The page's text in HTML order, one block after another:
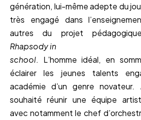
génération, lui-même adepte du
très engagé dans
autres du projet pédagogique
Rhapsody in
school. L’homme idéal, en
éclairer les jeunes talents
académie d’un genre
souhaité réunir une équipe
avec notamment le chef